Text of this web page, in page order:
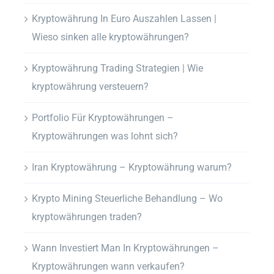
Kryptowährung In Euro Auszahlen Lassen |
Wieso sinken alle kryptowährungen?
Kryptowährung Trading Strategien | Wie
kryptowährung versteuern?
Portfolio Für Kryptowährungen –
Kryptowährungen was lohnt sich?
Iran Kryptowährung – Kryptowährung warum?
Krypto Mining Steuerliche Behandlung – Wo
kryptowährungen traden?
Wann Investiert Man In Kryptowährungen –
Kryptowährungen wann verkaufen?